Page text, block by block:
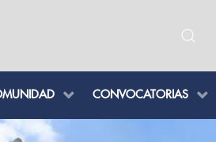
CONVOCATORIAS